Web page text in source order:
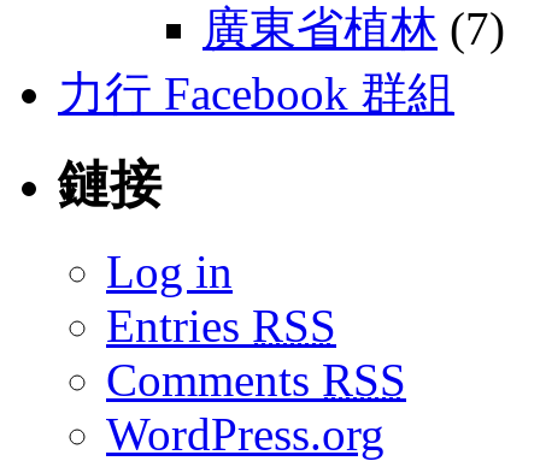
廣東省植林 (7)
力行 Facebook 群組
鏈接
Log in
Entries RSS
Comments RSS
WordPress.org